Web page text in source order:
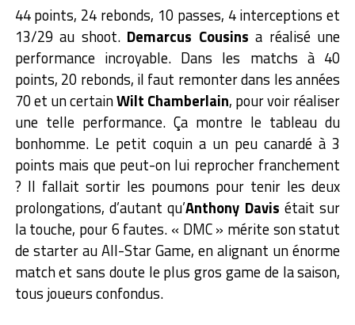
44 points, 24 rebonds, 10 passes, 4 interceptions et
13/29 au shoot. Demarcus Cousins a réalisé une
performance incroyable. Dans les matchs à 40
points, 20 rebonds, il faut remonter dans les années
70 et un certainWilt Chamberlain, pour voir réaliser
une telle performance. Ça montre le tableau du
bonhomme. Le petit coquin a un peu canardé à 3
points mais que peut-on lui reprocher franchement
? Il fallait sortir les poumons pour tenir les deux
prolongations, d’autant qu’Anthony Davis était sur
la touche, pour 6 fautes. « DMC » mérite son statut
de starter au All-Star Game, en alignant un énorme
match et sans doute le plus gros game de la saison,
tous joueurs confondus.